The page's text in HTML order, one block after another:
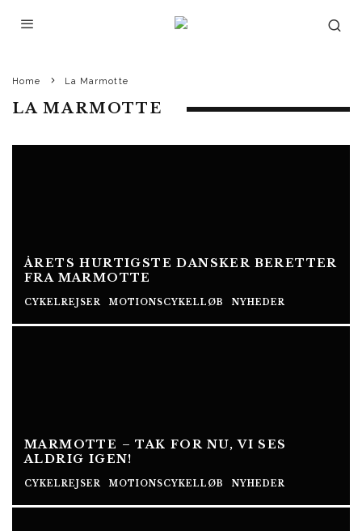
Home La Marmotte
LA MARMOTTE
ÅRETS HURTIGSTE DANSKER BERETTER
FRA MARMOTTE
CYKELREJSER MOTIONSCYKELLØB NYHEDER
MARMOTTE – TAK FOR NU, VI SES
ALDRIG IGEN!
CYKELREJSER MOTIONSCYKELLØB NYHEDER